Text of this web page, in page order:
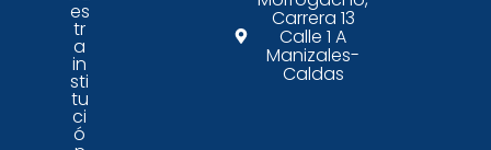
es
tr
a
in
sti
tu
ci
ó
Carrera 13
Calle 1 A
Manizales-
Caldas